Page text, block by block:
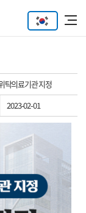
탁의료기관 지정
2023-02-01